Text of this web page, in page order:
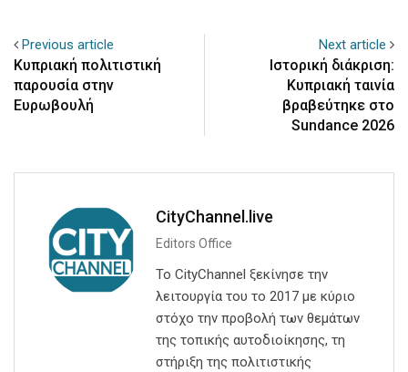
Previous article
Κυπριακή πολιτιστική
παρουσία στην
Ευρωβουλή
Next article
Ιστορική διάκριση:
Κυπριακή ταινία
βραβεύτηκε στο
Sundance 2026
CityChannel.live
Editors Office
Το CityChannel ξεκίνησε την
λειτουργία του το 2017 με κύριο
στόχο την προβολή των θεμάτων
της τοπικής αυτοδιοίκησης, τη
στήριξη της πολιτιστικής